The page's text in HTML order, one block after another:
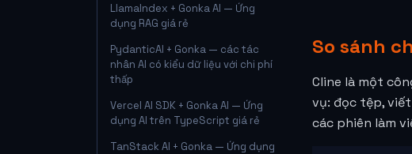
LlamaIndex + Gonka AI — Ứng
dụng RAG giá rẻ
PydanticAI + Gonka — các tác
nhân AI có kiểu dữ liệu với chi phí
thấp
Vercel AI SDK + Gonka AI — Ứng
dụng AI trên TypeScript giá rẻ
TanStack AI + Gonka — Ứng dụng
So sánh
Cline là một
vụ: đọc tệp, viết
các phiên làm